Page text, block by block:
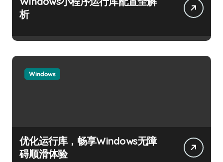
析
Windows
优化运行库，畅享Windows无障
碍顺滑体验